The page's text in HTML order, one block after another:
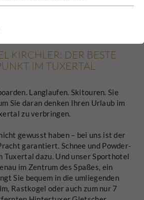
IM WINTER
KIRCHLER: DER BESTE
IM TUXERTAL
Langlaufen. Skitouren. Sie
Sie daran denken Ihren Urlaub im
zu verbringen.
gewusst haben – bei uns ist der
garantiert. Schnee und Powder-
Tuxertal dazu. Und unser Sporthotel
im Zentrum des Spaßes, ein
Sie bequem in die umliegenden
Rastkogel oder auch zum nur 7
für grundlegende Funktionen der
ist gewährleistet, dass die
für die aktuelle Browsersitzung
verwendet, um vor Spam zu schützen,
durch Spam-Bots verursacht wird.
Informationen anzeigen
Tracking und Statistikcookies
_gid, _gat, __utma, __utmb, __utmc,
Analytics
- variieren zwischen 2 Jahren und
oder noch kürzer.
Informationen anzeigen
Website externe Inhalte, um Ihnen
anzubieten.